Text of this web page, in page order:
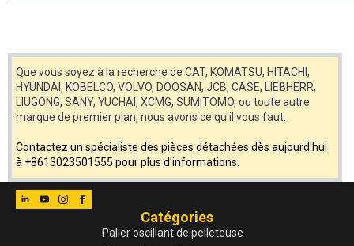
Que vous soyez à la recherche de CAT, KOMATSU, HITACHI,
HYUNDAI, KOBELCO, VOLVO, DOOSAN, JCB, CASE, LIEBHERR,
LIUGONG, SANY, YUCHAI, XCMG, SUMITOMO, ou toute autre
marque de premier plan, nous avons ce qu'il vous faut.
Contactez un spécialiste des pièces détachées dès aujourd'hui
à +8613023501555 pour plus d'informations.
Catégories
Palier oscillant de pelleteuse